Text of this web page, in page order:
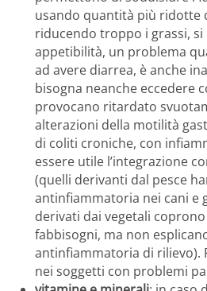
usando quantità più ridotte
riducendo troppo i grassi,
appetibilità, un problema
ad avere diarrea, è anche
bisogna neanche eccedere
provocano ritardato
alterazioni della motilità
di coliti croniche, con
essere utile l’integrazione
(quelli derivanti dal pesce
antinfiammatoria nei cani e
derivati dai vegetali
fabbisogni, ma non
antinfiammatoria di rilievo).
nei soggetti con problemi